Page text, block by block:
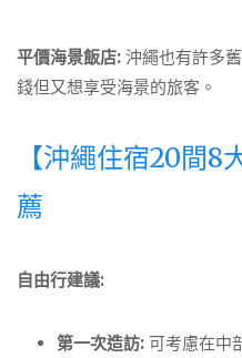
平價海景飯店: 沖繩也有許多
錢但又想享受海景的旅客。
【沖繩住宿20間8
薦
自由行建議:
第一次造訪: 可考慮在中